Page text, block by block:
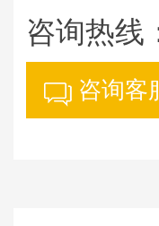
咨询热线
咨询客